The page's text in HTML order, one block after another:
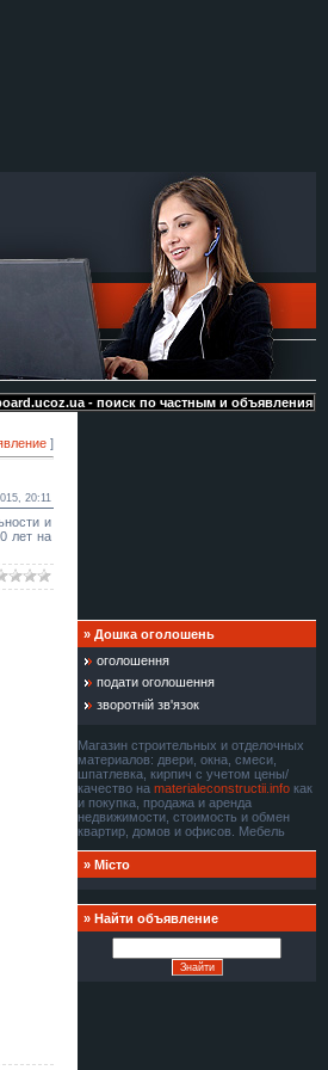
- поиск по частным и объявлениям
]
20:11
и
лет на
» Дошка оголошень
оголошення
подати оголошення
зворотній зв'язок
Магазин строительных и отделочных
материалов: двери, окна, смеси,
шпатлевка, кирпич с учетом цены/
качество на materialeconstructii.info как
и покупка, продажа и аренда
недвижимости, стоимость и обмен
квартир, домов и офисов. Мебель
» Місто
» Найти объявление